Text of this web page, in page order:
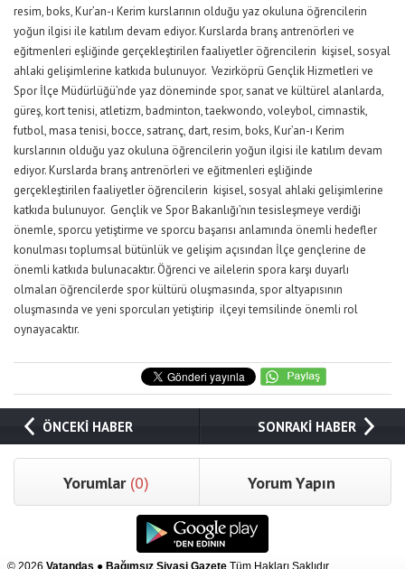
resim, boks, Kur’an-ı Kerim kurslarının olduğu yaz okuluna öğrencilerin
yoğun ilgisi ile katılım devam ediyor. Kurslarda branş antrenörleri ve
eğitmenleri eşliğinde gerçekleştirilen faaliyetler öğrencilerin kişisel, sosyal
ahlaki gelişimlerine katkıda bulunuyor. Vezirköprü Gençlik Hizmetleri ve
Spor İlçe Müdürlüğü’nde yaz döneminde spor, sanat ve kültürel alanlarda,
güreş, kort tenisi, atletizm, badminton, taekwondo, voleybol, cimnastik,
futbol, masa tenisi, bocce, satranç, dart, resim, boks, Kur’an-ı Kerim
kurslarının olduğu yaz okuluna öğrencilerin yoğun ilgisi ile katılım devam
ediyor. Kurslarda branş antrenörleri ve eğitmenleri eşliğinde
gerçekleştirilen faaliyetler öğrencilerin kişisel, sosyal ahlaki gelişimlerine
katkıda bulunuyor. Gençlik ve Spor Bakanlığı’nın tesisleşmeye verdiği
önemle, sporcu yetiştirme ve sporcu başarısı anlamında önemli hedefler
konulması toplumsal bütünlük ve gelişim açısından İlçe gençlerine de
önemli katkıda bulunacaktır. Öğrenci ve ailelerin spora karşı duyarlı
olmaları öğrencilerde spor kültürü oluşmasında, spor altyapısının
oluşmasında ve yeni sporcuları yetiştirip ilçeyi temsilinde önemli rol
oynayacaktır.
ÖNCEKİ HABER SONRAKİ HABER
Yorumlar (0) Yorum Yapın
© 2026 Vatandaş ● Bağımsız Siyasi Gazete Tüm Hakları Saklıdır.